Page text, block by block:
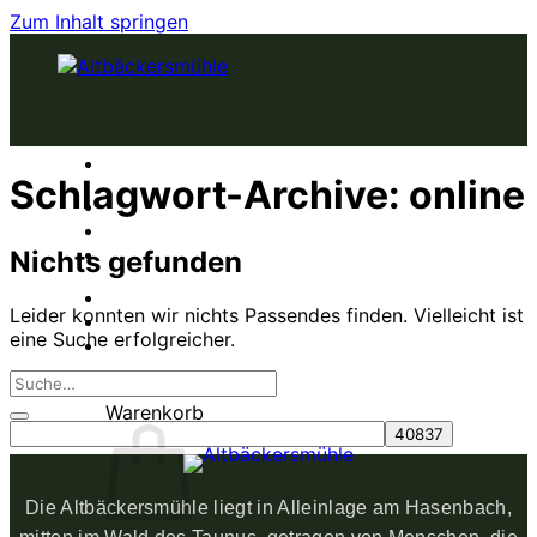
Zum Inhalt springen
KURSE
ZENKITCHEN
KÖRPERERFAHRUNG
Warenkorb
Schlagwort-Archive: online
Nichts gefunden
Leider konnten wir nichts Passendes finden. Vielleicht ist
eine Suche erfolgreicher.
Die Altbäckersmühle liegt in Alleinlage am Hasenbach,